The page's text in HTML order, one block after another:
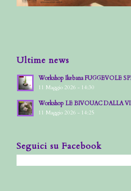
Ultime news
Workshop Ikebana FUGGEVOLE
11 Maggio 2026 - 14:30
Workshop LE BIVOUAC DALLA
11 Maggio 2026 - 14:25
Seguici su Facebook